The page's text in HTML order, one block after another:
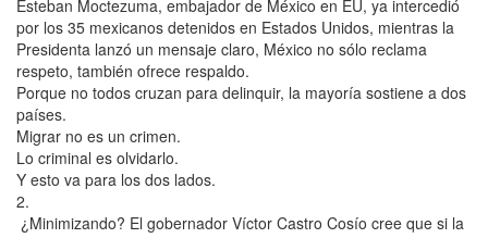
Esteban Moctezuma, embajador de México en EU, ya intercedió
por los 35 mexicanos detenidos en Estados Unidos, mientras la
Presidenta lanzó un mensaje claro, México no sólo reclama
respeto, también ofrece respaldo.
Porque no todos cruzan para delinquir, la mayoría sostiene a dos
países.
Migrar no es un crimen.
Lo criminal es olvidarlo.
Y esto va para los dos lados.
2.
¿Minimizando? El gobernador Víctor Castro Cosío cree que si la